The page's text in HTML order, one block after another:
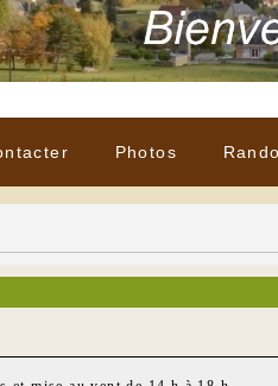
Photos